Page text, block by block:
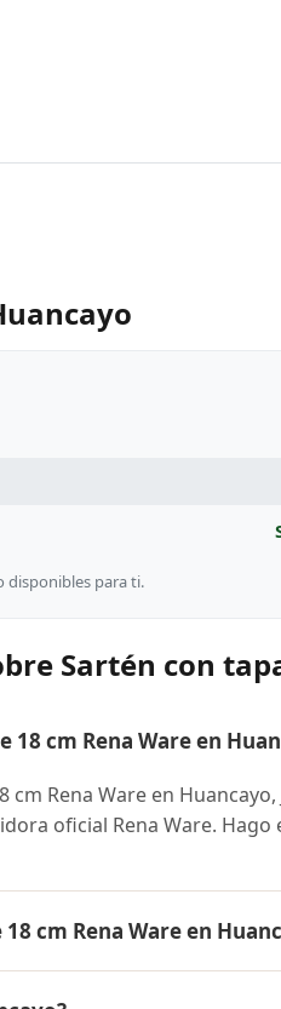
disponibles para ti.
Sartén con
cm Rena Ware en
cm Rena Ware en
oficial Rena Ware.
cm Rena Ware en